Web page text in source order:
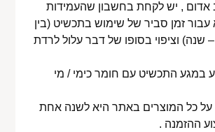
אדום , יש לקחת בחשבון שהעמידות
עבור זמן סביר של שימוש בתכשיט (בין
שנה) וציפוי בסופו של דבר עלול לרדת
במגע התכשיט עם חומר כימי / מי
על כל המוצרים באתר היא לשנה אחת
ההזמנה .